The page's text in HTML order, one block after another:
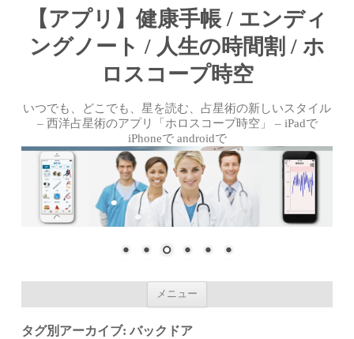
【アプリ】健康手帳 / エンディ
ングノート / 人生の時間割 / ホ
ロスコープ時空
いつでも、どこでも、星を読む、占星術の新しいスタイル
– 西洋占星術のアプリ「ホロスコープ時空」 – iPadで
iPhoneで androidで
メニュー
タグ別アーカイブ:バックドア